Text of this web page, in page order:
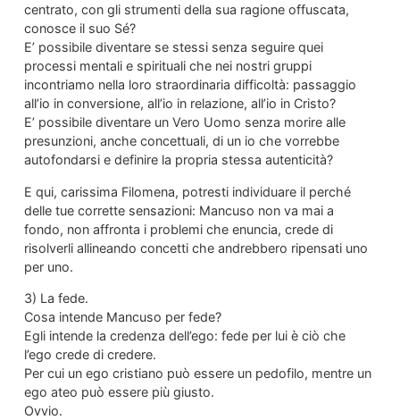
centrato, con gli strumenti della sua ragione offuscata,
conosce il suo Sé?
E’ possibile diventare se stessi senza seguire quei
processi mentali e spirituali che nei nostri gruppi
incontriamo nella loro straordinaria difficoltà: passaggio
all’io in conversione, all’io in relazione, all’io in Cristo?
E’ possibile diventare un Vero Uomo senza morire alle
presunzioni, anche concettuali, di un io che vorrebbe
autofondarsi e definire la propria stessa autenticità?
E qui, carissima Filomena, potresti individuare il perché
delle tue corrette sensazioni: Mancuso non va mai a
fondo, non affronta i problemi che enuncia, crede di
risolverli allineando concetti che andrebbero ripensati uno
per uno.
3) La fede.
Cosa intende Mancuso per fede?
Egli intende la credenza dell’ego: fede per lui è ciò che
l’ego crede di credere.
Per cui un ego cristiano può essere un pedofilo, mentre un
ego ateo può essere più giusto.
Ovvio.